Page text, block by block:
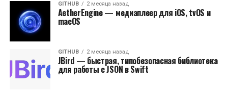
GITHUB 2 месяца назад
AetherEngine — медиаплеер для iOS, tvOS и
macOS
GITHUB 2 месяца назад
JBird — быстрая, типобезопасная библиотека
для работы с JSON в Swift